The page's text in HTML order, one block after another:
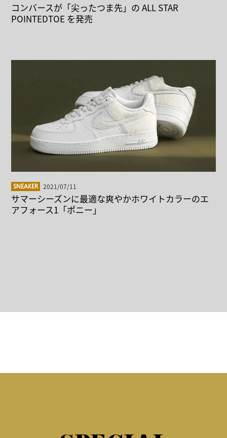
コンバースが「尖ったつま先」の ALL STAR
POINTEDTOE を発売
SNEAKER 2021/07/11
サマーシーズンに最適な爽やかホワイトカラーのエ
アフォース1「ポニー」